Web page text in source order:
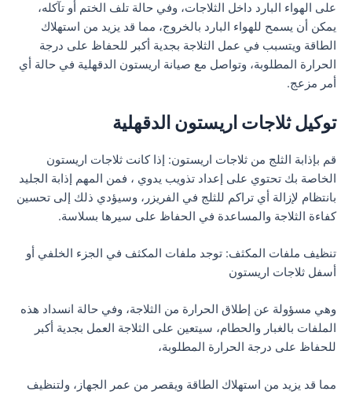
على الهواء البارد داخل الثلاجات، وفي حالة تلف الختم أو تآكله،
يمكن أن يسمح للهواء البارد بالخروج، مما قد يزيد من استهلاك
الطاقة ويتسبب في عمل الثلاجة بجدية أكبر للحفاظ على درجة
الحرارة المطلوبة، وتواصل مع صيانة اريستون الدقهلية في حالة أي
أمر مزعج.
توكيل ثلاجات اريستون الدقهلية
قم بإذابة الثلج من ثلاجات اريستون: إذا كانت ثلاجات اريستون
الخاصة بك تحتوي على إعداد تذويب يدوي ، فمن المهم إذابة الجليد
بانتظام لإزالة أي تراكم للثلج في الفريزر، وسيؤدي ذلك إلى تحسين
كفاءة الثلاجة والمساعدة في الحفاظ على سيرها بسلاسة.
تنظيف ملفات المكثف: توجد ملفات المكثف في الجزء الخلفي أو
أسفل ثلاجات اريستون
وهي مسؤولة عن إطلاق الحرارة من الثلاجة، وفي حالة انسداد هذه
الملفات بالغبار والحطام، سيتعين على الثلاجة العمل بجدية أكبر
للحفاظ على درجة الحرارة المطلوبة،
مما قد يزيد من استهلاك الطاقة ويقصر من عمر الجهاز، ولتنظيف